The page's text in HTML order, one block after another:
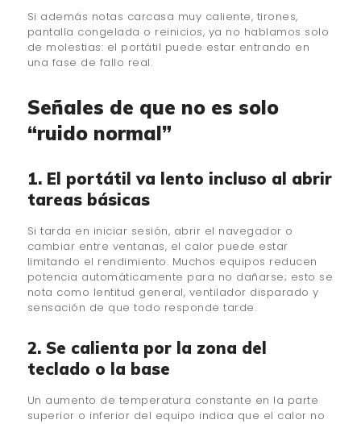
Si además notas carcasa muy caliente, tirones,
pantalla congelada o reinicios, ya no hablamos solo
de molestias: el portátil puede estar entrando en
una fase de fallo real.
Señales de que no es solo
“ruido normal”
1. El portátil va lento incluso al abrir
tareas básicas
Si tarda en iniciar sesión, abrir el navegador o
cambiar entre ventanas, el calor puede estar
limitando el rendimiento. Muchos equipos reducen
potencia automáticamente para no dañarse; esto se
nota como lentitud general, ventilador disparado y
sensación de que todo responde tarde.
2. Se calienta por la zona del
teclado o la base
Un aumento de temperatura constante en la parte
superior o inferior del equipo indica que el calor no